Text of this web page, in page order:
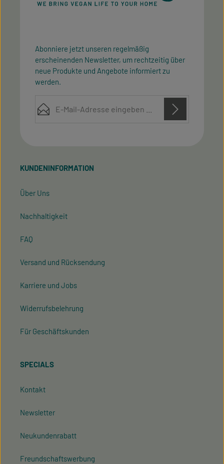
Abonniere jetzt unseren regelmäßig
erscheinenden Newsletter, um rechtzeitig über
neue Produkte und Angebote informiert zu
werden.
mit ihnen einverstanden.
KUNDENINFORMATION
Über Uns
Nachhaltigkeit
FAQ
Versand und Rücksendung
Karriere und Jobs
Widerrufsbelehrung
Für Geschäftskunden
SPECIALS
Kontakt
Newsletter
Neukundenrabatt
Freundschaftswerbung